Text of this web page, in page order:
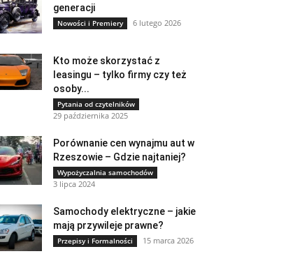
generacji
Nowości i Premiery 6 lutego 2026
Kto może skorzystać z
leasingu – tylko firmy czy też
osoby...
Pytania od czytelników
29 października 2025
Porównanie cen wynajmu aut w
Rzeszowie – Gdzie najtaniej?
Wypożyczalnia samochodów
3 lipca 2024
Samochody elektryczne – jakie
mają przywileje prawne?
Przepisy i Formalności 15 marca 2026